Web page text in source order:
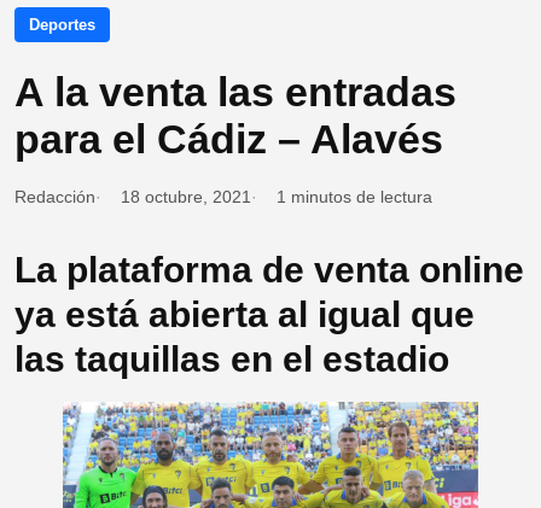
Deportes
A la venta las entradas
para el Cádiz – Alavés
Redacción 18 octubre, 2021 1 minutos de lectura
La plataforma de venta online
ya está abierta al igual que
las taquillas en el estadio